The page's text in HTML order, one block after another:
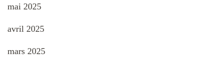
mai 2025
avril 2025
mars 2025